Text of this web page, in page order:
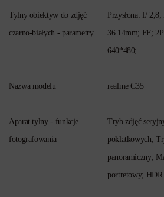
Tylny obiektyw do zdjęć
czarno-białych - parametry
Przysłona: f/
36.14mm; FF;
640*480;
Nazwa modelu realme C35
Aparat tylny - funkcje
fotografowania
Tryb zdjęć
poklatkowych;
panoramiczny;
portretowy; HDR